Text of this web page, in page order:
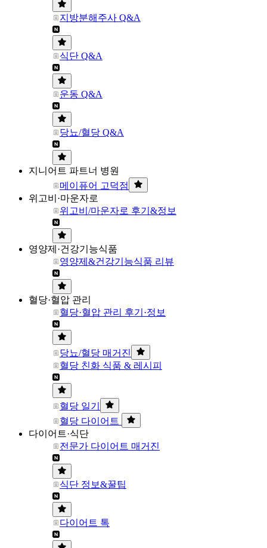
지방분해주사 Q&A
식단 Q&A
운동 Q&A
당뇨/혈당 Q&A
지니어트 파트너 병원
메이퓨어 고덕점
위고비·마운자로
위고비/마운자로 후기&정보
영양제·건강기능식품
영양제&건강기능식품 리뷰
혈당·혈압 관리
혈당·혈압 관리 후기·정보
당뇨/혈당 매거진
혈당 친화 식품 & 레시피
혈당 일기
혈당 다이어트
다이어트·식단
전문가 다이어트 매거진
식단 정보&꿀팁
다이어트 톡